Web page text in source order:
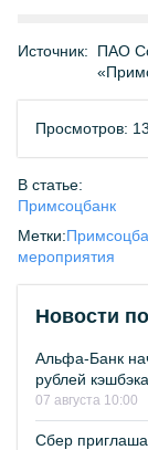
Источник:
ПАО
Просмотров:
В статье:
Примсоцбанк
Метки:
мероприятия
Новости
Альфа-Банк
рублей
07 августа 10:00
Сбер